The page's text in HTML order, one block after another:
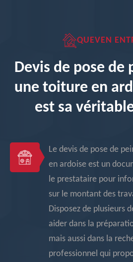
QUEVEN
Devis de pose de
une toiture en
est sa
Le devis de pose de
en ardoise est un
le prestataire pour
sur le montant des
Disposez de plusieurs
aider dans la
mais aussi dans la
professionnel qui